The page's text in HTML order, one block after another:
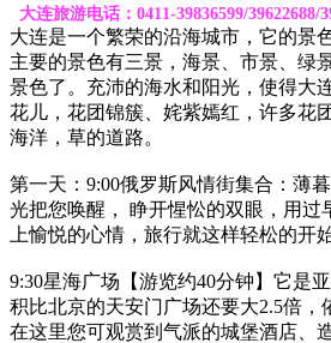
大连旅游电话：0411-39836599/39622688/
大连是一个繁荣的沿海城市，它的景
主要的景色有三景，海景、市景、绿
景色了。充沛的海水和阳光，使得大
花儿，花团锦簇、姹紫嫣红，许多花
海洋，草的道路。
第一天：9:00俄罗斯风情街集合：薄
光把您唤醒， 睁开惺忪的双眼，用过
上愉悦的心情，旅行就这样轻松的开
9:30星海广场【游览约40分钟】它是
积比北京的天安门广场还要大2.5倍，
在这里您可观赏到气派的城堡酒店、